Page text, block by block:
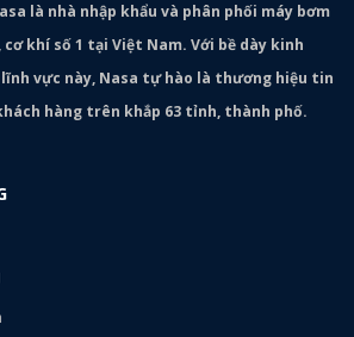
là nhà nhập khẩu và phân phối máy bơm
khí số 1 tại Việt Nam. Với bề dày kinh
vực này, Nasa tự hào là thương hiệu tin
hàng trên khắp 63 tỉnh, thành phố.